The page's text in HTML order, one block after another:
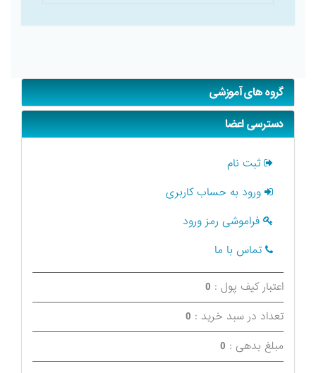
گروه های آموزشی
دسترسی اعضا
ثبت نام
ورود به حساب کاربری
فراموشی رمز ورود
تماس با ما
اعتبار کیف پول : 0
تعداد در سبد خرید : 0
مبلغ بدهی : 0